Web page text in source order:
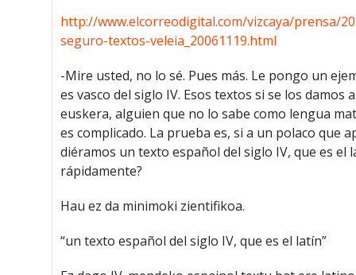
http://www.elcorreodigital.com/vizcaya/prensa/
seguro-textos-veleia_20061119.html
-Mire usted, no lo sé. Pues más. Le pongo un
es vasco del siglo IV. Esos textos si se los damos
euskera, alguien que no lo sabe como lengua
es complicado. La prueba es, si a un polaco que
diéramos un texto español del siglo IV, que es el
rápidamente?
Hau ez da minimoki zientifikoa.
“un texto español del siglo IV, que es el latín”